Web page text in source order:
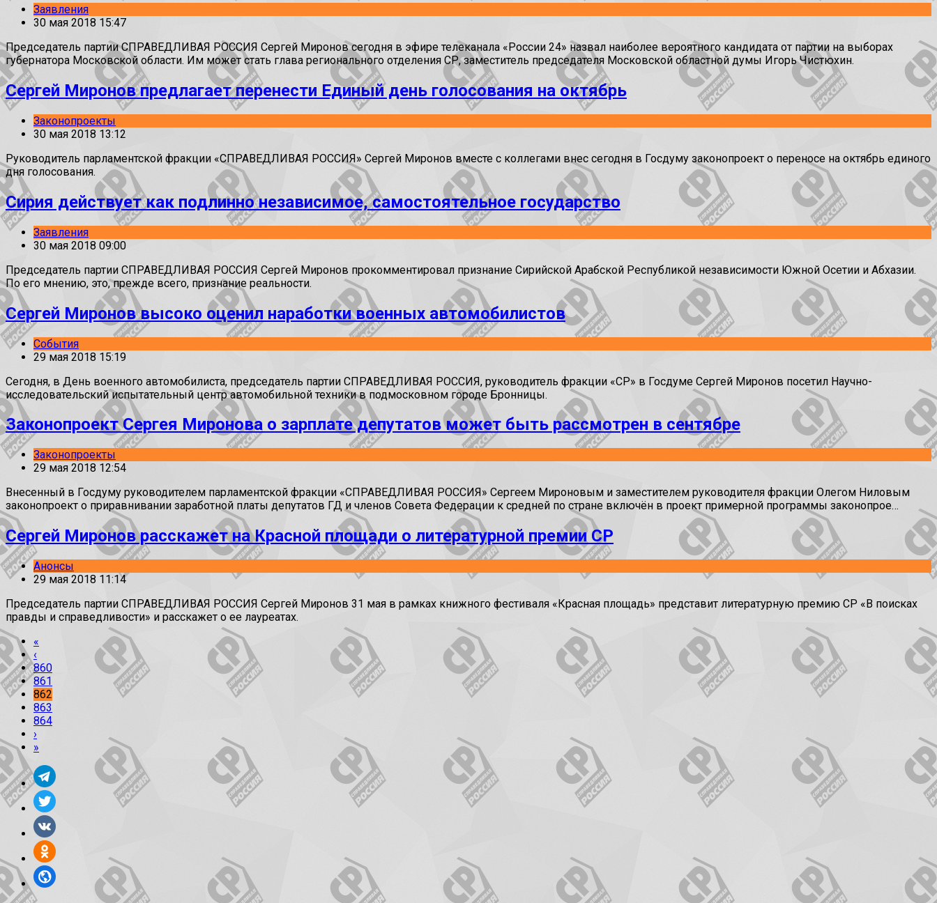
Заявления
30 мая 2018 15:47
Председатель партии СПРАВЕДЛИВАЯ РОССИЯ Сергей Миронов сегодня в эфире телеканала «России 24» назвал наиболее вероятного кандидата от партии на выборах
губернатора Московской области. Им может стать глава регионального отделения СР, заместитель председателя Московской областной думы Игорь Чистюхин.
Сергей Миронов предлагает перенести Единый день голосования на октябрь
Законопроекты
30 мая 2018 13:12
Руководитель парламентской фракции «СПРАВЕДЛИВАЯ РОССИЯ» Сергей Миронов вместе с коллегами внес сегодня в Госдуму законопроект о переносе на октябрь единого
дня голосования.
Сирия действует как подлинно независимое, самостоятельное государство
Заявления
30 мая 2018 09:00
Председатель партии СПРАВЕДЛИВАЯ РОССИЯ Сергей Миронов прокомментировал признание Сирийской Арабской Республикой независимости Южной Осетии и Абхазии.
По его мнению, это, прежде всего, признание реальности.
Сергей Миронов высоко оценил наработки военных автомобилистов
События
29 мая 2018 15:19
Сегодня, в День военного автомобилиста, председатель партии СПРАВЕДЛИВАЯ РОССИЯ, руководитель фракции «СР» в Госдуме Сергей Миронов посетил Научно-
исследовательский испытательный центр автомобильной техники в подмосковном городе Бронницы.
Законопроект Сергея Миронова о зарплате депутатов может быть рассмотрен в сентябре
Законопроекты
29 мая 2018 12:54
Внесенный в Госдуму руководителем парламентской фракции «СПРАВЕДЛИВАЯ РОССИЯ» Сергеем Мироновым и заместителем руководителя фракции Олегом Ниловым
законопроект о приравнивании заработной платы депутатов ГД и членов Совета Федерации к средней по стране включён в проект примерной программы законопрое…
Сергей Миронов расскажет на Красной площади о литературной премии СР
Анонсы
29 мая 2018 11:14
Председатель партии СПРАВЕДЛИВАЯ РОССИЯ Сергей Миронов 31 мая в рамках книжного фестиваля «Красная площадь» представит литературную премию СР «В поисках
правды и справедливости» и расскажет о ее лауреатах.
«
‹
860
861
862
863
864
›
»